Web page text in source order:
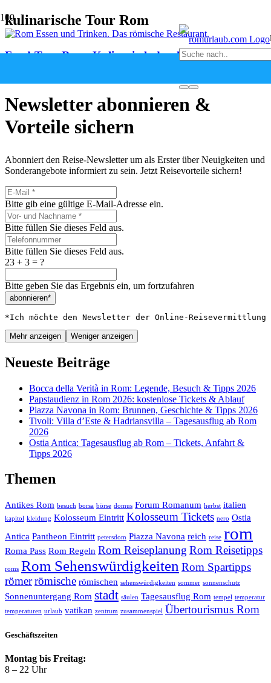
kulinarische Tour Rom
Food-Tour Rom: Kulinarisch durch die Stadt
Newsletter abonnieren &
Vorteile sichern
Abonniert den Reise-Newsletter um als Erster über Neuigkeiten und
Sonderangebote informiert zu sein. Jetzt Reisevorteile sichern!
Bitte gib eine gültige E-Mail-Adresse ein.
Bitte füllen Sie dieses Feld aus.
Bitte füllen Sie dieses Feld aus.
23 + 3 = ?
Bitte geben Sie das Ergebnis ein, um fortzufahren
abonnieren*
*Ich möchte den Newsletter der Online-
Mehr anzeigen Weniger anzeigen
Neueste Beiträge
Bocca della Verità in Rom: Legende, Besuch & Tipps 2026
Papstaudienz in Rom 2026: kostenlose Tickets & Ablauf
Piazza Navona in Rom: Brunnen, Geschichte & Tipps 2026
Tivoli: Villa d’Este & Hadriansvilla – Tagesausflug ab Rom
2026
Ostia Antica: Tagesausflug ab Rom – Tickets, Anfahrt &
Tipps 2026
Themen
Antikes Rom besuch borsa börse domus Forum Romanum herbst italien
kapitol kleidung Kolosseum Eintritt Kolosseum Tickets nero Ostia
Antica Pantheon Eintritt petersdom Piazza Navona reich reise rom
Roma Pass Rom Regeln Rom Reiseplanung Rom Reisetipps
roms Rom Sehenswürdigkeiten Rom Spartipps
römerrömische römischen sehenswürdigkeiten sommer sonnenschutz
Sonnenuntergang Rom stadt säulen Tagesausflug Rom tempel temperatur
temperaturen urlaub vatikan zentrum zusammenspiel Übertourismus Rom
Geschäftszeiten
Montag bis Freitag:
8 – 22 Uhr